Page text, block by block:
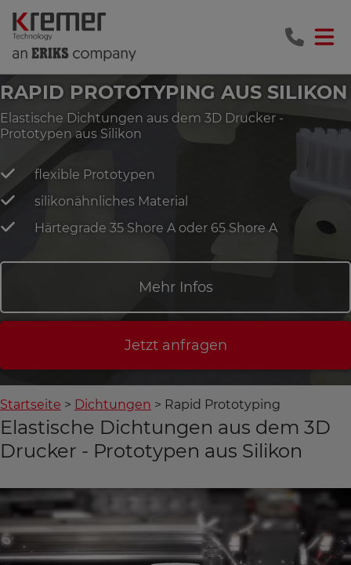
RAPID PROTOTYPING AUS SILIKON
Elastische Dichtungen aus dem 3D Drucker -
Prototypen aus Silikon
flexible Prototypen
silikonähnliches Material
Härtegrade 35 Shore A oder 65 Shore A
Mehr Infos
Jetzt anfragen
Startseite Dichtungen Rapid Prototyping
Elastische Dichtungen aus dem 3D
Drucker - Prototypen aus Silikon